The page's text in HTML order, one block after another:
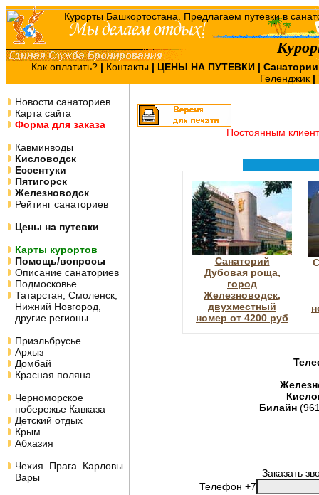
Как оплатить? | Контакты | ЦЕНЫ НА ПУТЕВКИ |
Геленджик |
Новости санаториев
Карта сайта
Форма для заказа
Кавминводы
Кисловодск
Ессентуки
Пятигорск
Железноводск
Рейтинг санаториев
Цены на путевки
Карты курортов
Помощь/вопросы
Описание санаториев
Подмосковье
Татарстан, Смоленск,
Нижний Новгород,
другие регионы
Приэльбрусье
Архыз
Домбай
Красная поляна
Черноморское
побережье Кавказа
Детский отдых
Крым
Абхазия
Чехия. Прага. Карловы
Вары
Постоянным
Санаторий
Дубовая роща,
город
Железноводск,
двухместный
номер от 4200 руб
Билайн
Заказать
Телефон +7